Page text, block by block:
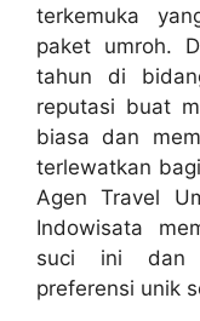
terkemuka
paket umroh.
tahun di
reputasi buat
biasa dan
terlewatkan
Agen Travel
Indowisata
suci ini dan
preferensi unik